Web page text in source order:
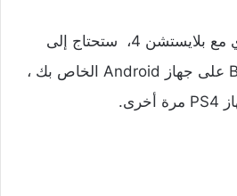
لتوصيل الجهاز مرة أخري مع بلايستشن 4، ستحتاج إلى
إيقاف تشغيل Bluetooth على جهاز Android الخاص بك ،